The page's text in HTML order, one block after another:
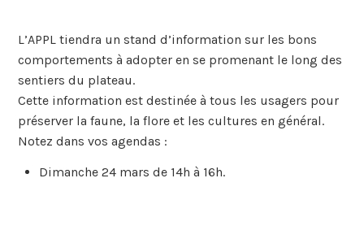
L’APPL tiendra un stand d’information sur les bons
comportements à adopter en se promenant le long des
sentiers du plateau.
Cette information est destinée à tous les usagers pour
préserver la faune, la flore et les cultures en général.
Notez dans vos agendas :
Dimanche 24 mars de 14h à 16h.